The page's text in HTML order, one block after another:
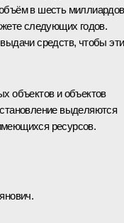
в шесть миллиардов
следующих годов.
средств, чтобы эти
объектов и объектов
выделяются
ресурсов.